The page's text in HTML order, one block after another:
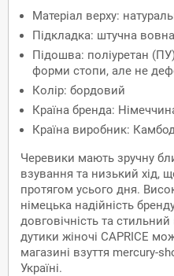
Матеріал верху:
Підкладка: штучна
Підошва: поліуретан
форми стопи, але не
Колір: бордовий
Країна бренда:
Країна виробник:
Черевики мають зручну
взування та низький хід,
протягом усього дня.
німецька надійність
довговічність та
дутики жіночі CAPRICE
магазині взуття mercury-
Україні.